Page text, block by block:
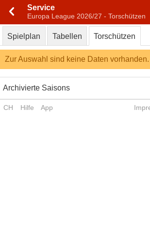
Service
Europa League 2026/27 - Torschützen
Spielplan Tabellen Torschützen
Zur Auswahl sind keine Daten vorhanden.
Archivierte Saisons
CH Hilfe App